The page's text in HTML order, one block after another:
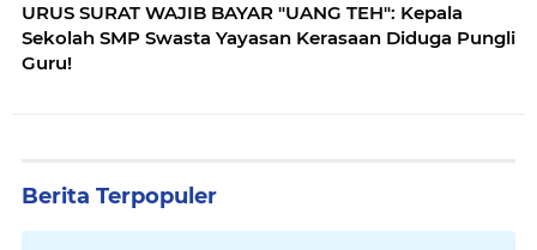
URUS SURAT WAJIB BAYAR "UANG TEH": Kepala
Sekolah SMP Swasta Yayasan Kerasaan Diduga Pungli
Guru!
Berita Terpopuler